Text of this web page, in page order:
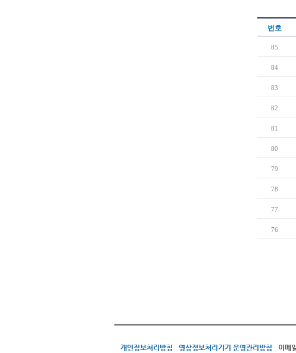
번호
85
84
83
82
81
80
79
78
77
76
개인정보처리방침 영상정보처리기기 운영관리방침 이메